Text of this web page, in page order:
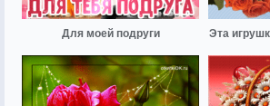
Для моей подруги Эта